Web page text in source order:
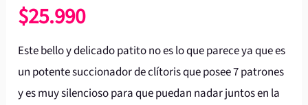
$25.990
Este bello y delicado patito no es lo que parece ya que es
un potente succionador de clítoris que posee 7 patrones
y es muy silencioso para que puedan nadar juntos en la